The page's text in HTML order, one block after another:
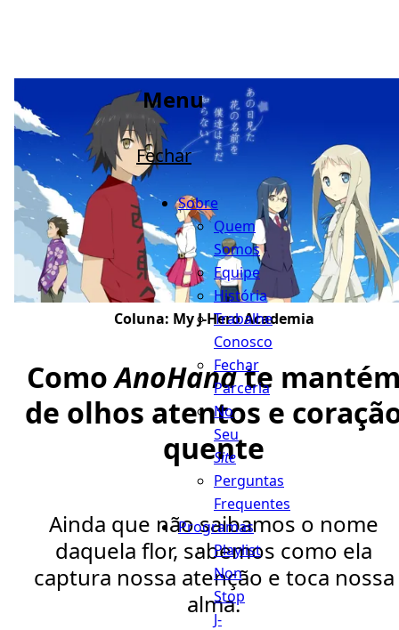
Menu
Fechar
Sobre
Quem
Somos
Equipe
História
Trabalhe
Conosco
Fechar
Parceria
No
Seu
Site
Perguntas
Frequentes
Programas
Playlist
Non
Stop
J-
Coluna: My J-Hero Academia
ComoAnoHanate
de olhos atentos e
quente
Ainda que não saibamos o nome
daquela flor, sabemos como ela
captura nossa atenção e toca nossa
alma.